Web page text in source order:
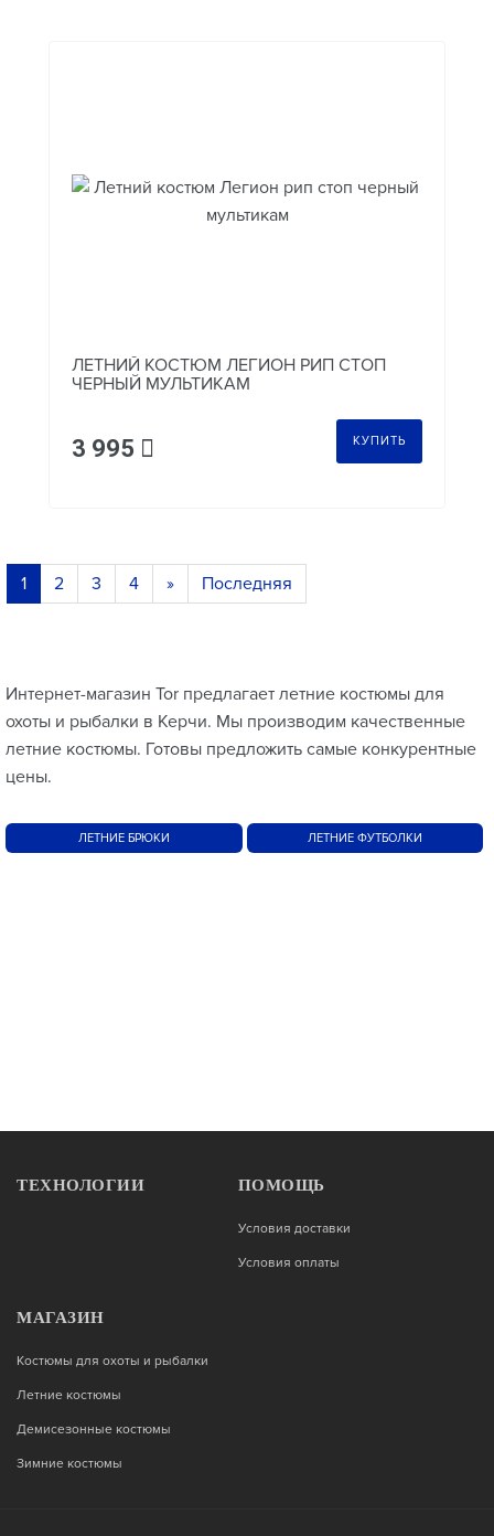
ЛЕТНИЙ КОСТЮМ ЛЕГИОН РИП СТОП
ЧЕРНЫЙ МУЛЬТИКАМ
3 995 КУПИТЬ
1 2 3 4 » Последняя
Интернет-магазин Tor предлагает летние костюмы для
охоты и рыбалки в Керчи. Мы производим качественные
летние костюмы. Готовы предложить самые конкурентные
цены.
ЛЕТНИЕ БРЮКИ ЛЕТНИЕ ФУТБОЛКИ
ТЕХНОЛОГИИ ПОМОЩЬ
Условия доставки
Условия оплаты
МАГАЗИН
Костюмы для охоты и рыбалки
Летние костюмы
Демисезонные костюмы
Зимние костюмы